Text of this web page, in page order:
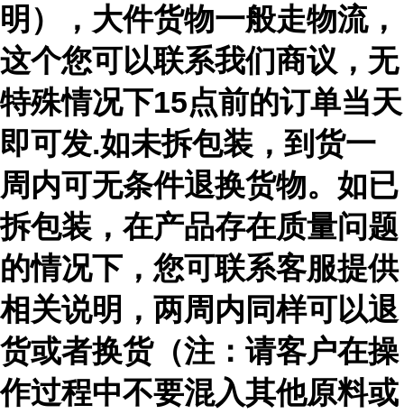
明），大件货物一般走物流，
这个您可以联系我们商议，无
特殊情况下15点前的订单当天
即可发.如未拆包装，到货一
周内可无条件退换货物。如已
拆包装，在产品存在质量问题
的情况下，您可联系客服提供
相关说明，两周内同样可以退
货或者换货（注：请客户在操
作过程中不要混入其他原料或